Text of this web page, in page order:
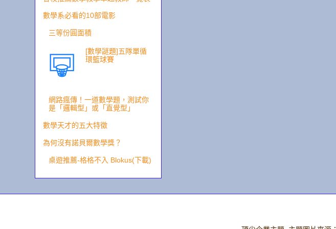
數學系必看的10部電影
三等份圓面積
[數學謎題]五隊單循
環籃球賽
網路瘋傳！一道數學題，測試你
是「邏輯型」或「直覺型」
數學天才的五大特徵
為何沒有諾貝爾數學獎？
桌遊推薦-格格不入 Blokus(下載)